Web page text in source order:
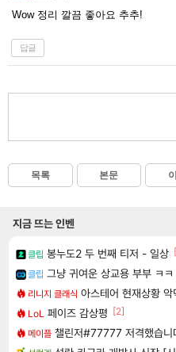
Wow 정리 깔끔 좋아요 추추!
답글
목록 본문
지금 뜨는 인벤
클립 봉누도2 두 번째 티저 - 일상
클립 그냥 귀여운 상교용 부부 ㅋㅋ
리니지 클래식 아스테어 현재상황 악
LoL 페이즈 감상평 [2]
메이플 챌린저#77777 저격했습니